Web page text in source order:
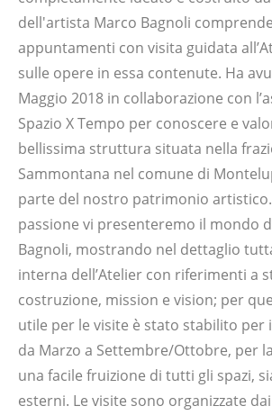
dell'artista Marco Bagnoli
appuntamenti con visita guidata
sulle opere in essa contenute. Ha
Maggio 2018 in collaborazione con
Spazio X Tempo per conoscere e
bellissima struttura situata nella
Sammontana nel comune di
parte del nostro patrimonio
passione vi presenteremo il mondo
Bagnoli, mostrando nel dettaglio
interna dell’Atelier con riferimenti a
costruzione, mission e vision; per
utile per le visite è stato stabilito per
da Marzo a Settembre/Ottobre, per
una facile fruizione di tutti gli spazi,
esterni. Le visite sono organizzate